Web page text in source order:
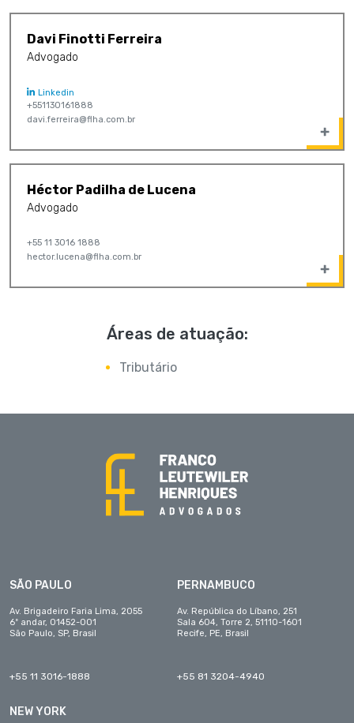
Davi Finotti Ferreira
Advogado
Linkedin
+551130161888
davi.ferreira@flha.com.br
Héctor Padilha de Lucena
Advogado
+55 11 3016 1888
hector.lucena@flha.com.br
Áreas de atuação:
Tributário
SÃO PAULO
Av. Brigadeiro Faria Lima, 2055
6º andar, 01452-001
São Paulo, SP, Brasil
+55 11 3016-1888
PERNAMBUCO
Av. República do Líbano, 251
Sala 604, Torre 2, 51110-1601
Recife, PE, Brasil
+55 81 3204-4940
NEW YORK